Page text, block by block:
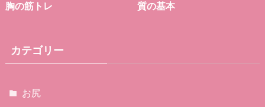
胸の筋トレ
質の基本
カテゴリー
お尻